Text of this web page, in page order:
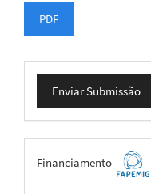
PDF
Enviar
Submissão
Enviar Submissão
FAPEMIG
Financiamento